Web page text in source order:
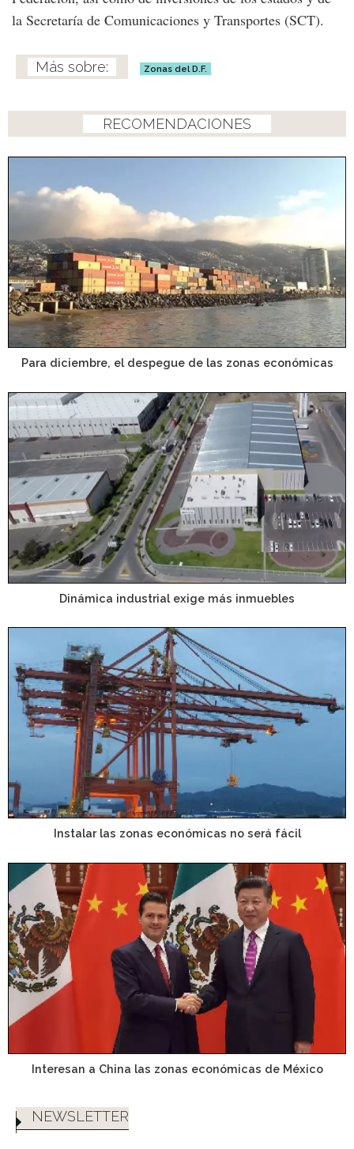
la Secretaría de Comunicaciones y Transportes (SCT).
Zonas del D.F.
RECOMENDACIONES
Para diciembre, el despegue de las zonas económicas
Dinámica industrial exige más inmuebles
Instalar las zonas económicas no será fácil
Interesan a China las zonas económicas de México
NEWSLETTER